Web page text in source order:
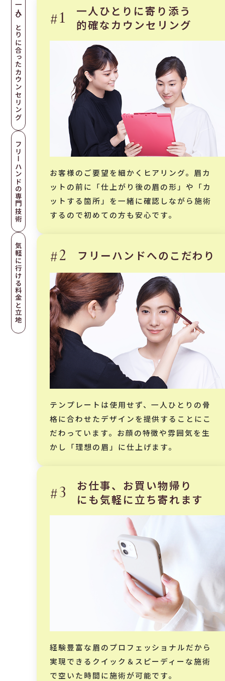
一人ひとりに合ったカウンセリング
フリーハンドの専門技術
気軽に行ける料金と立地
#1
⼀⼈ひとりに寄り添う
的確なカウンセリング
お客様のご要望を細かくヒアリング。眉カ
ットの前に「仕上がり後の眉の形」や「カ
ットする箇所」を一緒に確認しながら施術
するので初めての方も安心です。
#2 フリーハンドへのこだわり
テンプレートは使用せず、一人ひとりの骨
格に合わせたデザインを提供することにこ
だわっています。お顔の特徴や雰囲気を生
かし「理想の眉」に仕上げます。
#3
お仕事、お買い物帰り
にも気軽に立ち寄れます
経験豊富な眉のプロフェッショナルだから
実現できるクイック＆スピーディーな施術
で空いた時間に施術が可能です。